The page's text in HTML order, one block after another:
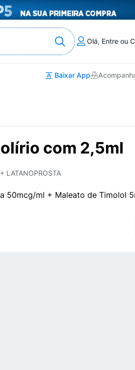
Olá, Entre ou
Baixar App
com 2,5ml
LATANOPROSTA
50mcg/ml + Maleato de Timolol